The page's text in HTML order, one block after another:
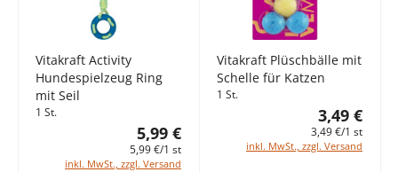
Vitakraft Activity
Hundespielzeug Ring
mit Seil
1 St.
5,99 €
5,99 €/1 st
inkl. MwSt., zzgl. Versand
Vitakraft Plüschbälle mit
Schelle für Katzen
1 St.
3,49 €
3,49 €/1 st
inkl. MwSt., zzgl. Versand